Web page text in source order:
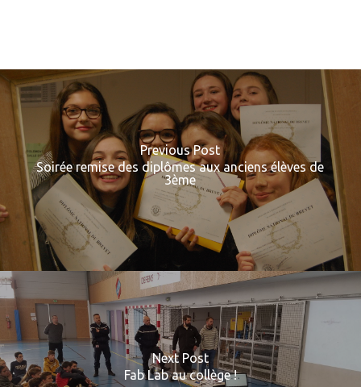
Previous Post
Soirée remise des diplômes aux anciens élèves de
3ème
Next Post
Fab Lab au collège !